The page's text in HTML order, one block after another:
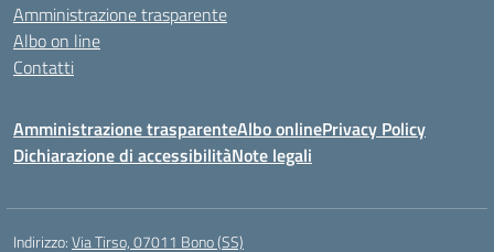
Amministrazione trasparente
Albo on line
Contatti
Amministrazione trasparenteAlbo onlinePrivacy Policy
Dichiarazione di accessibilitàNote legali
Indirizzo:Via Tirso, 07011 Bono (SS)